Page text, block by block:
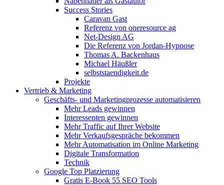
Success Stories
Caravan Gast
Referenz von oneresource ag
Net-Design AG
Die Referenz von Jordan-Hypnose
Thomas A. Backenhaus
Michael Häußler
selbststaendigkeit.de
Projekte
Vertrieb & Marketing
Geschäfts- und Marketingprozesse automatisieren
Mehr Leads gewinnen
Interessenten gewinnen
Mehr Traffic auf Ihrer Website
Mehr Verkaufsgespräche bekommen
Mehr Automatisation im Online Marketing
Digitale Transformation
Technik
Google Top Platzierung
Gratis E-Book 55 SEO Tools